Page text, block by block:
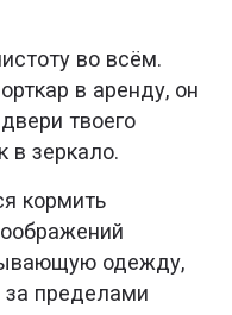
во всём.
в аренду, он
твоего
в зеркало.
кормить
одежду,
за пределами